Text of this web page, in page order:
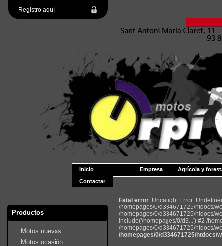
Registro aquí
Inicio Empresa
Agrícola y
Contactar
Productos
Motos nuevas
Motos ocasión
Fatal error: Uncaught Error:
/homepages/0/d334671725/htdocs/
/homepages/0/d334671725/htdocs/
include('/homepages/0/d3...') #2 /
/homepages/0/d334671725/htdocs/
/homepages/0/d334671725/htdocs/